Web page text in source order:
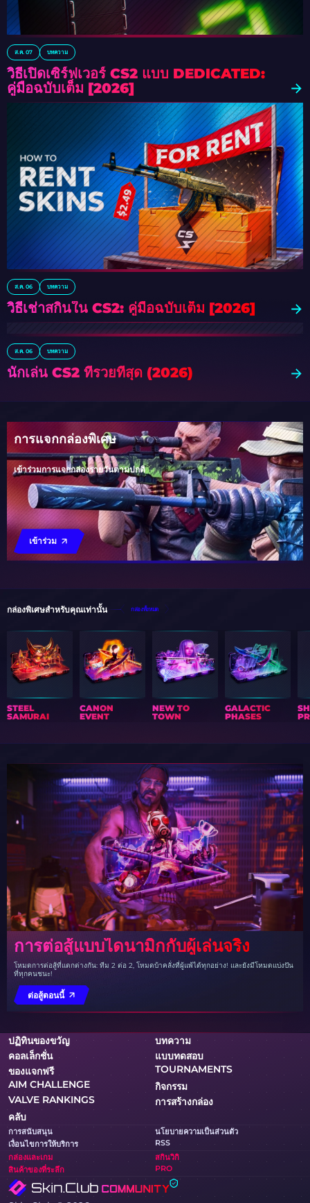
ส.ค. 07 บทความ
วิธีเปิดเซิร์ฟเวอร์ CS2 แบบ DEDICATED:
คู่มือฉบับเต็ม [2026]
ส.ค. 06 บทความ
วิธีเช่าสกินใน CS2: คู่มือฉบับเต็ม [2026]
ส.ค. 06 บทความ
นักเล่น CS2 ที่รวยที่สุด (2026)
การแจกกล่องพิเศษ
เข้าร่วมการแจกกล่องรายวันตามปกติ
เข้าร่วม
กล่องพิเศษสำหรับคุณเท่านั้น กล่องทั้งหมด
STEEL
SAMURAI
CANON
EVENT
NEW TO
TOWN
GALACTIC
PHASES
การต่อสู้แบบไดนามิกกับผู้เล่นจริง
โหมดการต่อสู้ที่แตกต่างกัน: ทีม 2 ต่อ 2, โหมดบ้าคลั่งที่ผู้แพ้ได้ทุกอย่าง! และยังมีโหมดแบ่งปัน
ที่ทุกคนชนะ!
ต่อสู้ตอนนี้
ปฏิทินของขวัญ
บทความ
คอลเล็กชั่น
แบบทดสอบ
ของแจกฟรี
TOURNAMENTS
AIM CHALLENGE
กิจกรรม
VALVE RANKINGS
การสร้างกล่อง
คลับ
การสนับสนุน
นโยบายความเป็นส่วนตัว
เงื่อนไขการให้บริการ
RSS
กล่องและเกม
สกินวิกิ
สินค้าของที่ระลึก
PRO